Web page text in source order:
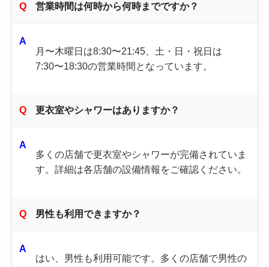
営業時間は何時から何時までですか？
月〜木曜日は8:30〜21:45、土・日・祝日は
7:30〜18:30の営業時間となっています。
更衣室やシャワーはありますか？
多くの店舗で更衣室やシャワーが完備されていま
す。詳細は各店舗の設備情報をご確認ください。
男性も利用できますか？
はい、男性も利用可能です。多くの店舗で男性の